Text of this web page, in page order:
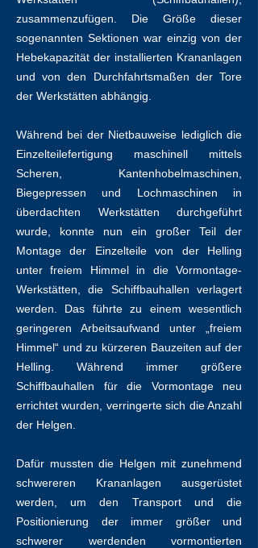
zusammenzufügen. Die Größe dieser
sogenannten Sektionen war einzig von der
Hebekapazität der installierten Krananlagen
und von den Durchfahrtsmaßen der Tore
der Werkstätten abhängig.
Während bei der Nietbauweise lediglich die
Einzelteilefertigung maschinell mittels
Scheren, Kantenhobelmaschinen,
Biegepressen und Lochmaschinen in
überdachten Werkstätten durchgeführt
wurde, konnte nun ein großer Teil der
Montage der Einzelteile von der Helling
unter freiem Himmel in die Vormontage-
Werkstätten, die Schiffbauhallen verlagert
werden. Das führte zu einem wesentlich
geringeren Arbeitsaufwand unter „freiem
Himmel“ und zu kürzeren Bauzeiten auf der
Helling. Während immer größere
Schiffbauhallen für die Vormontage neu
errichtet wurden, verringerte sich die Anzahl
der Helgen.
Dafür mussten die Helgen mit zunehmend
schwereren Krananlagen ausgerüstet
werden, um den Transport und die
Positionierung der immer größer und
schwerer werdenden vormontierten